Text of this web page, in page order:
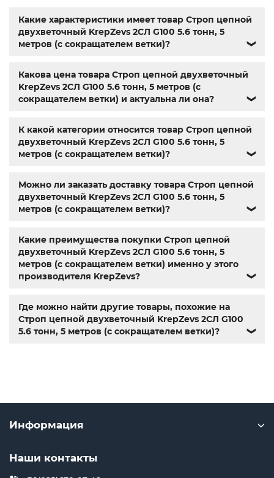
Мотор-редуктор 3МП,Мотор-редукторы МЧ, Крановые
редукторы Ц2,Name,din 603,din 7981,анкера, заклепки
резьбовая заклепка,заклепка алюминиевая болт м3,
крепеж,болт м12 размеры,болт м5 под шестигранник
болт м 18,болт м9,болт м7 шаг 1 ,болт м14 1.5
болт м 24,din 6325,din 6799,din 11024 ,din 6334 din 929,
крепежа харьков,крепежи магазин,крепёжный
магазин,магазин болтов,гайки и болты ,болты харьков
болты гайки шайбы,болты госты,стопорные гайки
купить болт м 10,купить болты м8,болты 10.9, гайки
купить,болты 8.8 ,винты м8,болт нержавеющий м8
купить болты м10,крепежные изделия
Какие характеристики имеет товар Строп цепной
двухветочный KrepZevs 2СЛ G100 5.6 тонн, 5
метров (с сокращателем ветки)?
❯
Какова цена товара Строп цепной двухветочный
KrepZevs 2СЛ G100 5.6 тонн, 5 метров (с
сокращателем ветки) и актуальна ли она?
❯
К какой категории относится товар Строп цепной
двухветочный KrepZevs 2СЛ G100 5.6 тонн, 5
метров (с сокращателем ветки)?
❯
Можно ли заказать доставку товара Строп цепной
двухветочный KrepZevs 2СЛ G100 5.6 тонн, 5
метров (с сокращателем ветки)?
❯
Какие преимущества покупки Строп цепной
двухветочный KrepZevs 2СЛ G100 5.6 тонн, 5
метров (с сокращателем ветки) именно у этого
производителя KrepZevs?
❯
Где можно найти другие товары, похожие на
Строп цепной двухветочный KrepZevs 2СЛ G100
5.6 тонн, 5 метров (с сокращателем ветки)?
❯
Информация
Наши контакты